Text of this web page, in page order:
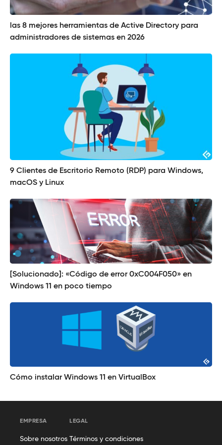
las 8 mejores herramientas de Active Directory para
administradores de sistemas en 2026
9 Clientes de Escritorio Remoto (RDP) para Windows,
macOS y Linux
[Solucionado]: «Código de error 0xC004F050» en
Windows 11 en poco tiempo
Cómo instalar Windows 11 en VirtualBox
EMPRESA
Sobre nosotros
LEGAL
Términos y condiciones